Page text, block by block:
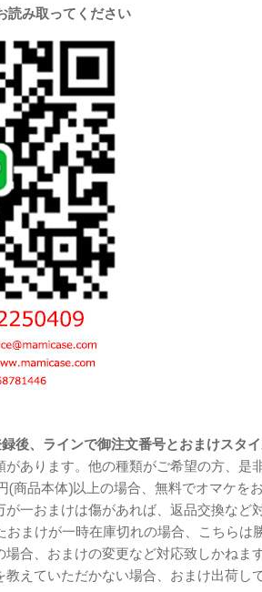
読み取ってください
後、ラインで御注文番号とおまけスタ
あります。他の種類がご希望の方、是
(商品本体)以上の場合、無料でオマケ
一おまけは傷があれば、返品交換など
まけが一時在庫切れの場合、こちらは
合、おまけの変更など対応致しかねます
教えていただかない場合、おまけ出荷し